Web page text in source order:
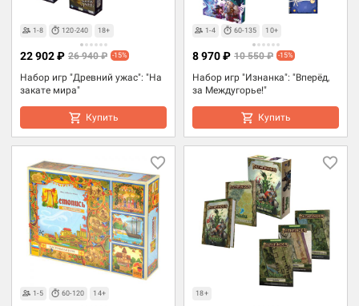
1-8 120-240 18+
Набор игр "Древний ужас": "На
закате мира"
22 902 ₽ 26 940 ₽ -15%
Купить
1-4 60-135 10+
Набор игр "Изнанка": "Вперёд,
за Междугорье!"
8 970 ₽ 10 550 ₽ -15%
Купить
1-5 60-120 14+ 18+